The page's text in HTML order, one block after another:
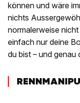
können und wäre
nichts
normalerweise
einfach nur deine
du bist – und genau